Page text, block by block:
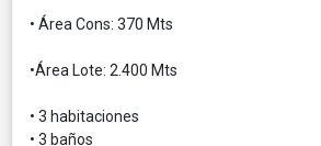
• Área Cons: 370 Mts
•Área Lote: 2.400 Mts
• 3 habitaciones
• 3 baños